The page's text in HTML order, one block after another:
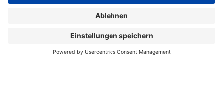
Cookie-Richtlinie Barrierefreiheitserklärung